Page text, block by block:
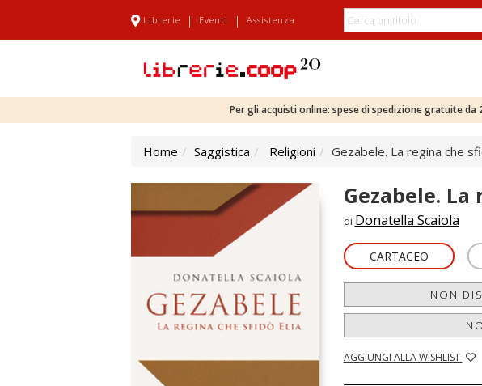
Librerie | Eventi | Assistenza
Per gli acquisti online: spese di spedizione gratuite
Home Saggistica Religioni Gezabele. La regina che
Gezabele.
di Donatella Scaiola
CARTACEO
NON
AGGIUNGI ALLA WISHLIST